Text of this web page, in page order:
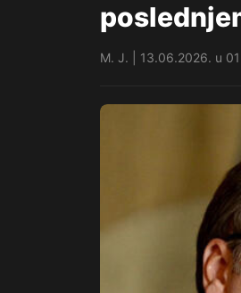
M. J. | 13.06.2026. u